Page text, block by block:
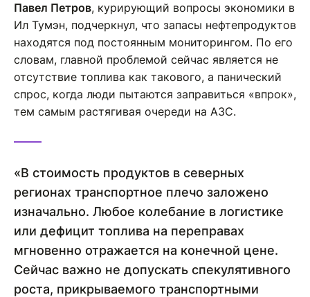
Павел Петров, курирующий вопросы экономики в
Ил Тумэн, подчеркнул, что запасы нефтепродуктов
находятся под постоянным мониторингом. По его
словам, главной проблемой сейчас является не
отсутствие топлива как такового, а панический
спрос, когда люди пытаются заправиться «впрок»,
тем самым растягивая очереди на АЗС.
«В стоимость продуктов в северных
регионах транспортное плечо заложено
изначально. Любое колебание в логистике
или дефицит топлива на переправах
мгновенно отражается на конечной цене.
Сейчас важно не допускать спекулятивного
роста, прикрываемого транспортными